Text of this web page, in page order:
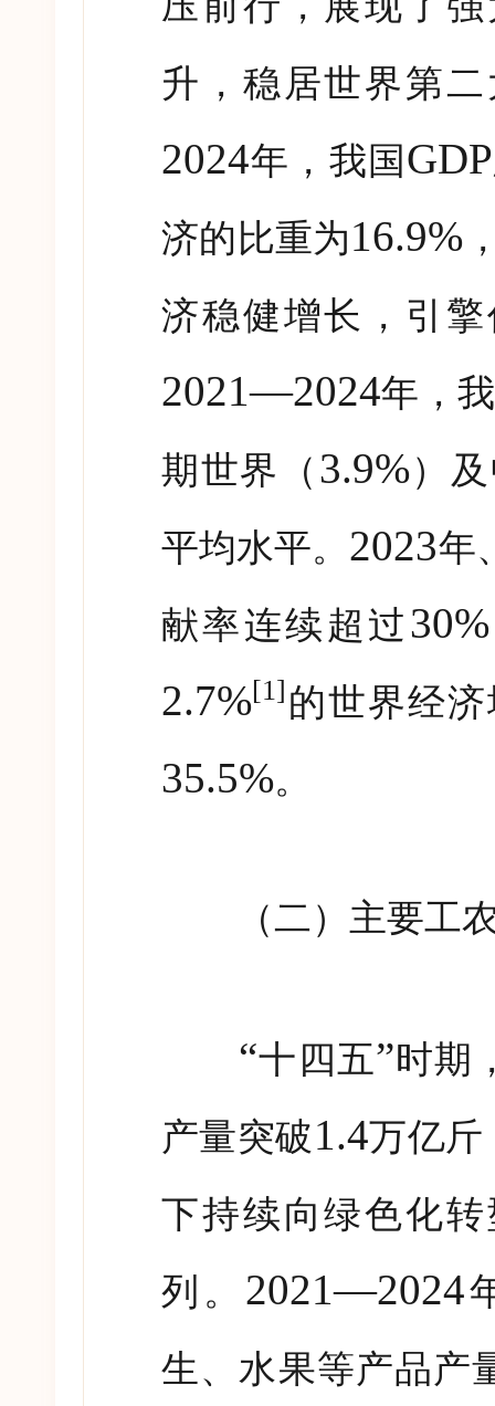
升，稳居世界第
2024年，我国 GDP
济的比重为16.9%
济稳健增长，引
2021—2024年，
期世界（ 3.9%）
平均水平。 2023年
献率连续超过30%
2.7%[1] 的世界经
35.5%。
（二）主要工农
“十四五”时期
产量突破1.4万亿斤
下持续向绿色化
列。 2021—2024
生、水果等产品产